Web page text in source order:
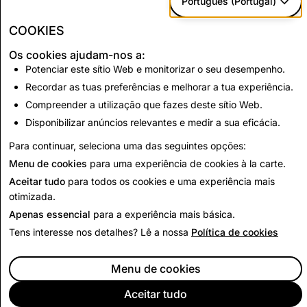
falsa
18
CSEAI: total de contas desabilitadas
5,738
Voltar ao Relatório de Transparência
COOKIES
Os cookies ajudam-nos a:
Potenciar este sítio Web e monitorizar o seu desempenho.
Recordar as tuas preferências e melhorar a tua experiência.
Compreender a utilização que fazes deste sítio Web.
Disponibilizar anúncios relevantes e medir a sua eficácia.
Para continuar, seleciona uma das seguintes opções:
Menu de cookies para uma experiência de cookies à la carte.
Aceitar tudo para todos os cookies e uma experiência mais
otimizada.
Apenas essencial para a experiência mais básica.
Tens interesse nos detalhes? Lê a nossa Política de cookies
Aceitar tudo
Menu de cookies